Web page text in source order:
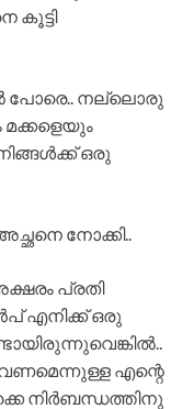
പോരെ.. നല്ലൊരു
മക്കളെയും
ഒരു
നോക്കി..
പ്രതി
എനിക്ക് ഒരു
എന്റെ
നിർബന്ധത്തിനു